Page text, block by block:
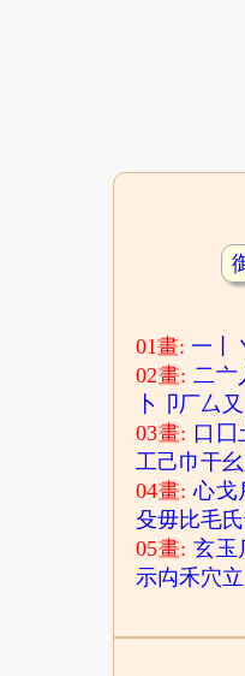
01畫:一
02畫:二亠
卜
卩厂厶 又
03畫: 口 囗
工己巾干幺
04畫:心戈
殳毋比毛氏
05畫:玄玉
示禸禾穴立